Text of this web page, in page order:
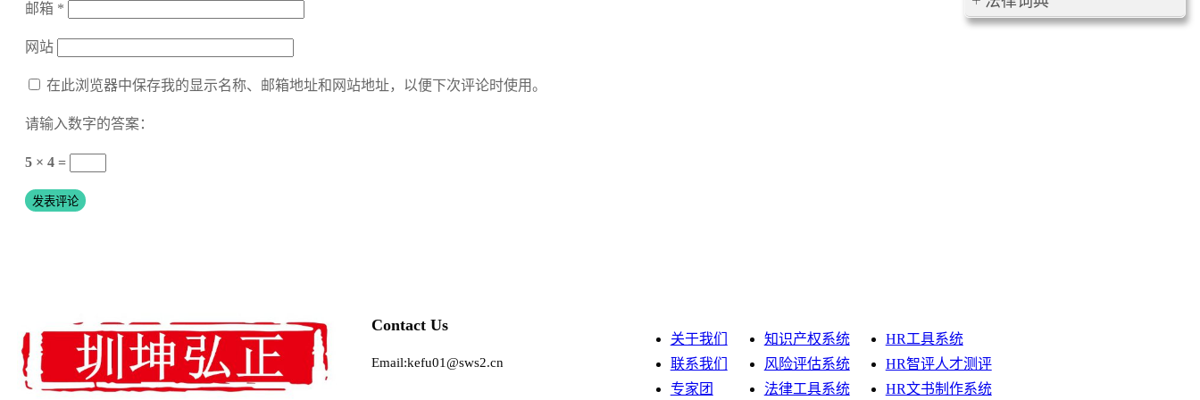
邮箱 *
网站
在此浏览器中保存我的显示名称、邮箱地址和网站地址，以便下次评论时使用。
请输入数字的答案：
5 × 4 =
Contact Us
Email:kefu01@sws2.cn
关于我们
联系我们
专家团
知识产权系统
风险评估系统
法律工具系统
HR工具系统
HR智评人才测评
HR文书制作系统